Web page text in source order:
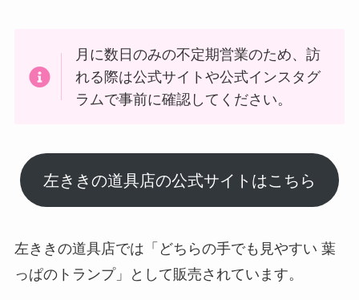
月に数日のみの不定期営業のため、訪
れる際は公式サイトや公式インスタグ
ラムで事前に確認してください。
左ききの道具店の公式サイトはこちら
左ききの道具店では「どちらの手でも見やすい 葉
っぱのトランプ」として販売されています。